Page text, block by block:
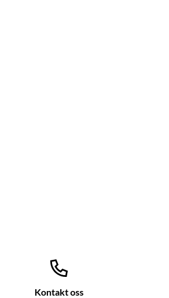
Kontakt oss